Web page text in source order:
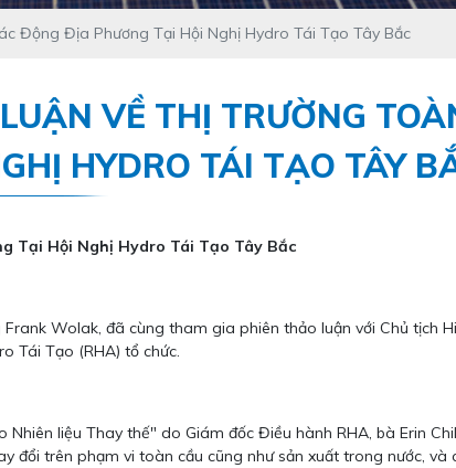
Động Địa Phương Tại Hội Nghị Hydro Tái Tạo Tây Bắc
VỀ THỊ TRƯỜNG
HYDRO TÁI TẠO TÂY
Tại Hội Nghị Hydro Tái Tạo Tây Bắc
Wolak, đã cùng tham gia phiên thảo luận với Chủ tịch
Tái Tạo (RHA) tổ chức.
liệu Thay thế" do Giám đốc Điều hành RHA, bà Erin
đổi trên phạm vi toàn cầu cũng như sản xuất trong nước, và